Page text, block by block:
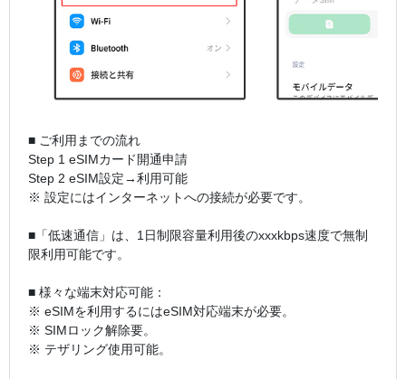
■ ご利用までの流れ
Step 1 eSIMカード開通申請
Step 2 eSIM設定→利用可能
※ 設定にはインターネットへの接続が必要です。
■「低速通信」は、1日制限容量利用後のxxxkbps速度で無制
限利用可能です。
■ 様々な端末対応可能：
※ eSIMを利用するにはeSIM対応端末が必要。
※ SIMロック解除要。
※ テザリング使用可能。